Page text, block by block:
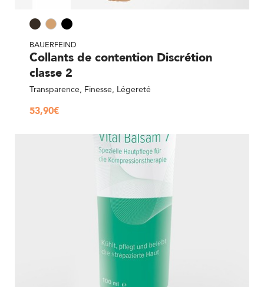
BAUERFEIND
Collants de contention Discrétion
classe 2
Transparence, Finesse, Légereté
53,90€